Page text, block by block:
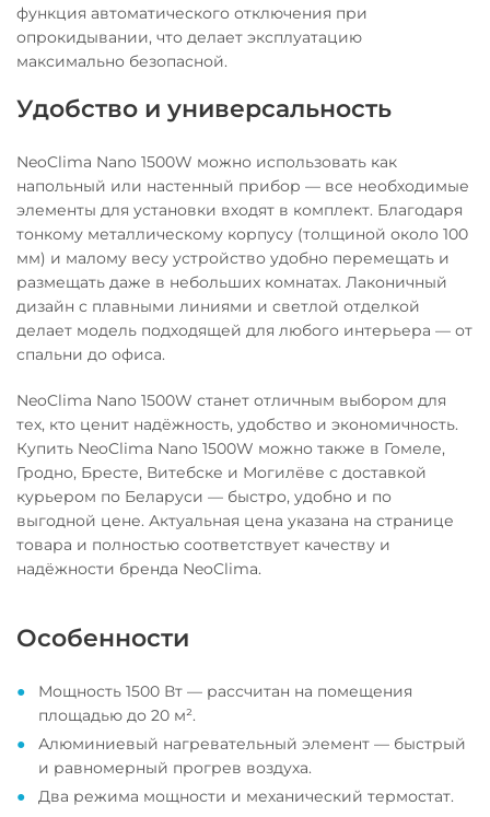
функция автоматического отключения при
опрокидывании, что делает эксплуатацию
максимально безопасной.
Удобство и универсальность
NeoClima Nano 1500W можно использовать как
напольный или настенный прибор — все необходимые
элементы для установки входят в комплект. Благодаря
тонкому металлическому корпусу (толщиной около 100
мм) и малому весу устройство удобно перемещать и
размещать даже в небольших комнатах. Лаконичный
дизайн с плавными линиями и светлой отделкой
делает модель подходящей для любого интерьера — от
спальни до офиса.
NeoClima Nano 1500W станет отличным выбором для
тех, кто ценит надёжность, удобство и экономичность.
Купить NeoClima Nano 1500W можно также в Гомеле,
Гродно, Бресте, Витебске и Могилёве с доставкой
курьером по Беларуси — быстро, удобно и по
выгодной цене. Актуальная цена указана на странице
товара и полностью соответствует качеству и
надёжности бренда NeoClima.
Особенности
Мощность 1500 Вт — рассчитан на помещения
площадью до 20 м².
Алюминиевый нагревательный элемент — быстрый
и равномерный прогрев воздуха.
Два режима мощности и механический термостат.